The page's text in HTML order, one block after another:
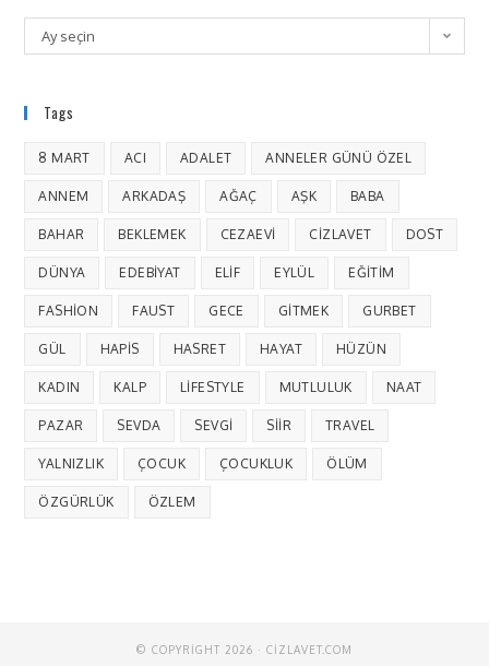
Ay seçin
Tags
8 MART ACI ADALET ANNELER GÜNÜ ÖZEL
ANNEM ARKADAŞ AĞAÇ AŞK BABA
BAHAR BEKLEMEK CEZAEVI CIZLAVET DOST
DÜNYA EDEBIYAT ELIF EYLÜL EĞITIM
FASHION FAUST GECE GITMEK GURBET
GÜL HAPIS HASRET HAYAT HÜZÜN
KADIN KALP LIFESTYLE MUTLULUK NAAT
PAZAR SEVDA SEVGI SIIR TRAVEL
YALNIZLIK ÇOCUK ÇOCUKLUK ÖLÜM
ÖZGÜRLÜK ÖZLEM
© COPYRIGHT 2026 · CIZLAVET.COM